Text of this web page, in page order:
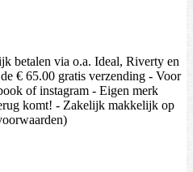
betalen via o.a. Ideal, Riverty en
€ 65.00 gratis verzending - Voor
of instagram - Eigen merk
komt! - Zakelijk makkelijk op